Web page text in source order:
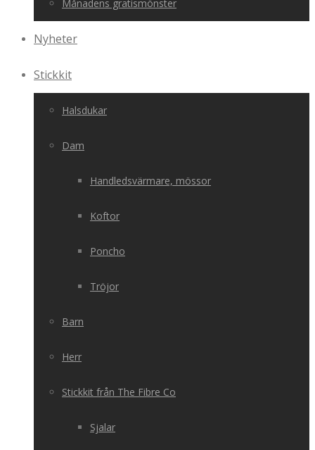
Månadens gratismönster
Nyheter
Stickkit
Halsdukar
Dam
Handledsvärmare, mössor
Koftor
Poncho
Tröjor
Barn
Herr
Stickkit från The Fibre Co
Sjalar